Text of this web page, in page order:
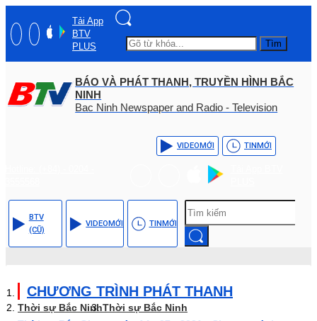
Tải App
BTV
PLUS
Tìm
BÁO VÀ PHÁT THANH, TRUYỀN HÌNH BẮC
NINH
Bac Ninh Newspaper and Radio - Television
VIDEOMỚI TINMỚI
BTV
(CŨ)
VIDEOMỚI TINMỚI
CHƯƠNG TRÌNH PHÁT THANH
Thời sự Bắc NinhThời sự Bắc Ninh